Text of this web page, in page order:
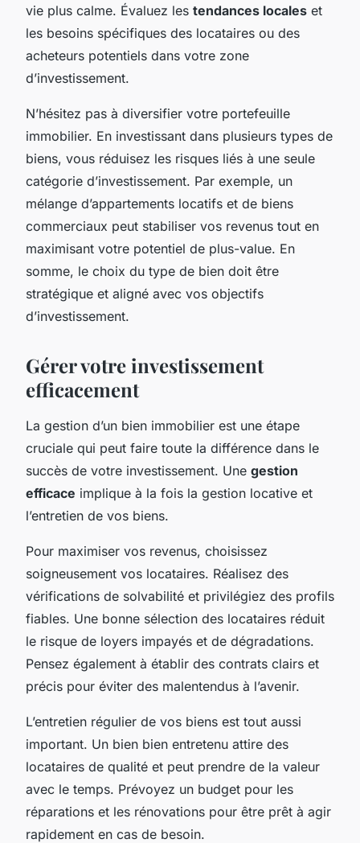
vie plus calme. Évaluez les tendances locales et
les besoins spécifiques des locataires ou des
acheteurs potentiels dans votre zone
d’investissement.
N’hésitez pas à diversifier votre portefeuille
immobilier. En investissant dans plusieurs types de
biens, vous réduisez les risques liés à une seule
catégorie d’investissement. Par exemple, un
mélange d’appartements locatifs et de biens
commerciaux peut stabiliser vos revenus tout en
maximisant votre potentiel de plus-value. En
somme, le choix du type de bien doit être
stratégique et aligné avec vos objectifs
d’investissement.
Gérer votre investissement
efficacement
La gestion d’un bien immobilier est une étape
cruciale qui peut faire toute la différence dans le
succès de votre investissement. Une gestion
efficace implique à la fois la gestion locative et
l’entretien de vos biens.
Pour maximiser vos revenus, choisissez
soigneusement vos locataires. Réalisez des
vérifications de solvabilité et privilégiez des profils
fiables. Une bonne sélection des locataires réduit
le risque de loyers impayés et de dégradations.
Pensez également à établir des contrats clairs et
précis pour éviter des malentendus à l’avenir.
L’entretien régulier de vos biens est tout aussi
important. Un bien bien entretenu attire des
locataires de qualité et peut prendre de la valeur
avec le temps. Prévoyez un budget pour les
réparations et les rénovations pour être prêt à agir
rapidement en cas de besoin.